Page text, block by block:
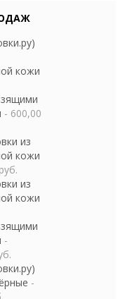
кожи
- 600,00
из
кожи
из
кожи
-
-